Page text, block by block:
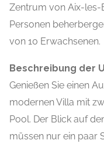
Zentrum von Aix-les-
Personen
von 10 Erwachsenen.
Beschreibung der
Genießen Sie einen
modernen Villa mit
Pool. Der Blick auf
müssen nur ein paar